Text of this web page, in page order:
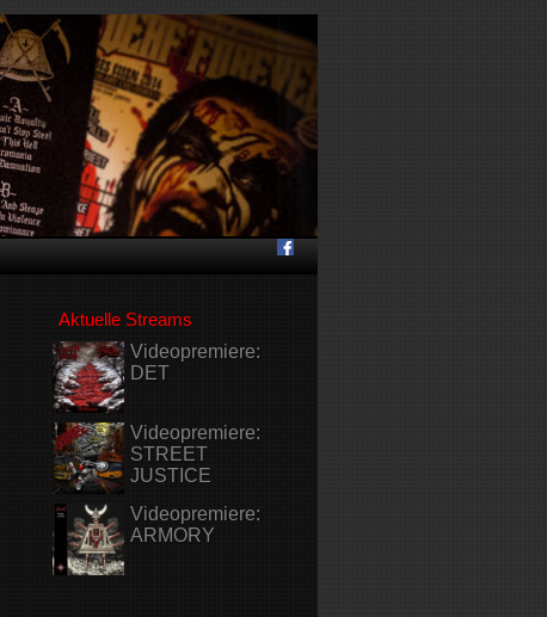
Aktuelle Streams
Videopremiere:
DET
Videopremiere:
STREET
JUSTICE
Videopremiere:
ARMORY